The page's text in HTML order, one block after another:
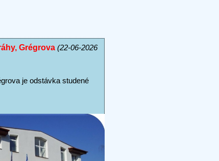
Grégrova (22-06-2026
je odstávka studené